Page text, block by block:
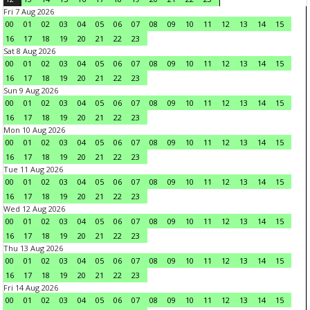
Fri 7 Aug 2026
00
01 02 03 04 05 06 07 08 09 10 11 12 13 14
15
16
17 18 19 20 21 22
23
Sat 8 Aug 2026
00
01 02 03 04 05 06 07 08 09 10 11 12 13 14
15
16
17 18 19 20 21 22
23
Sun 9 Aug 2026
00
01 02 03 04 05 06 07 08 09 10 11 12 13 14
15
16
17 18 19 20 21 22
23
Mon 10 Aug 2026
00
01 02 03 04 05 06 07 08 09 10 11 12 13 14
15
16
17 18 19 20 21 22
23
Tue 11 Aug 2026
00
01 02 03 04 05 06 07 08 09 10 11 12 13 14
15
16
17 18 19 20 21 22
23
Wed 12 Aug 2026
00
01 02 03 04 05 06 07 08 09 10 11 12 13 14
15
16
17 18 19 20 21 22
23
Thu 13 Aug 2026
00
01 02 03 04 05 06 07 08 09 10 11 12 13 14
15
16
17 18 19 20 21 22
23
Fri 14 Aug 2026
00
01 02 03 04 05 06 07 08 09 10 11 12 13 14
15